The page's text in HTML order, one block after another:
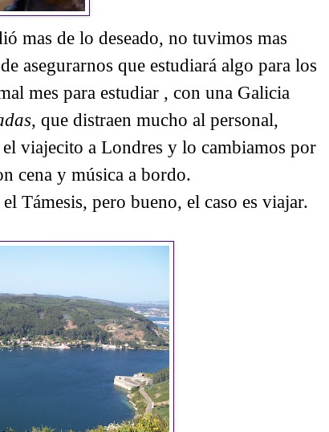
mas de lo deseado, no tuvimos mas
asegurarnos que estudiará algo para los
mes para estudiar , con una Galicia
, que distraen mucho al personal,
viajecito a Londres y lo cambiamos por
cena y música a bordo.
Támesis, pero bueno, el caso es viajar.